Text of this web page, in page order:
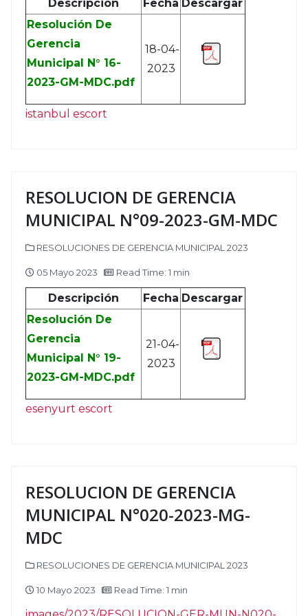
Descripción Fecha Descargar
Resolución De
Gerencia
Municipal N° 16-
2023-GM-MDC.pdf
18-04-
2023
istanbul escort
RESOLUCION DE GERENCIA
MUNICIPAL N°09-2023-GM-MDC
RESOLUCIONES DE GERENCIA MUNICIPAL 2023
05 Mayo 2023 Read Time: 1 min
Descripción Fecha Descargar
Resolución De
Gerencia
Municipal N° 19-
2023-GM-MDC.pdf
21-04-
2023
esenyurt escort
RESOLUCION DE GERENCIA
MUNICIPAL N°020-2023-MG-
MDC
RESOLUCIONES DE GERENCIA MUNICIPAL 2023
10 Mayo 2023 Read Time: 1 min